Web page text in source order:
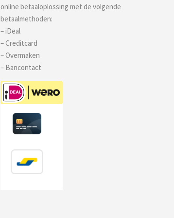
online betaaloplossing met de volgende
betaalmethoden:
– iDeal
– Creditcard
– Overmaken
– Bancontact